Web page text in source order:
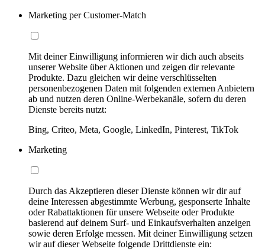
Marketing per Customer-Match
Mit deiner Einwilligung informieren wir dich auch abseits
unserer Website über Aktionen und zeigen dir relevante
Produkte. Dazu gleichen wir deine verschlüsselten
personenbezogenen Daten mit folgenden externen Anbietern
ab und nutzen deren Online-Werbekanäle, sofern du deren
Dienste bereits nutzt:
Bing, Criteo, Meta, Google, LinkedIn, Pinterest, TikTok
Marketing
Durch das Akzeptieren dieser Dienste können wir dir auf
deine Interessen abgestimmte Werbung, gesponserte Inhalte
oder Rabattaktionen für unsere Webseite oder Produkte
basierend auf deinem Surf- und Einkaufsverhalten anzeigen
sowie deren Erfolge messen. Mit deiner Einwilligung setzen
wir auf dieser Webseite folgende Drittdienste ein: